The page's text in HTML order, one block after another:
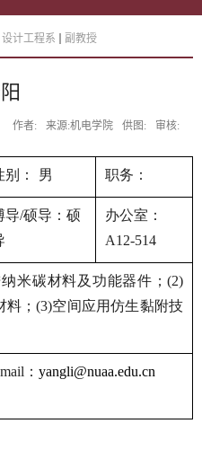
设计工程系 副教授
作者: 来源:机电学院 供图: 审核:
别： 男 职务：
导/硕导：硕
办公室：
A12-514
米碳材料及功能器件；(2)
料；(3)空间应用仿生黏附技
： yangli@nuaa.edu.cn